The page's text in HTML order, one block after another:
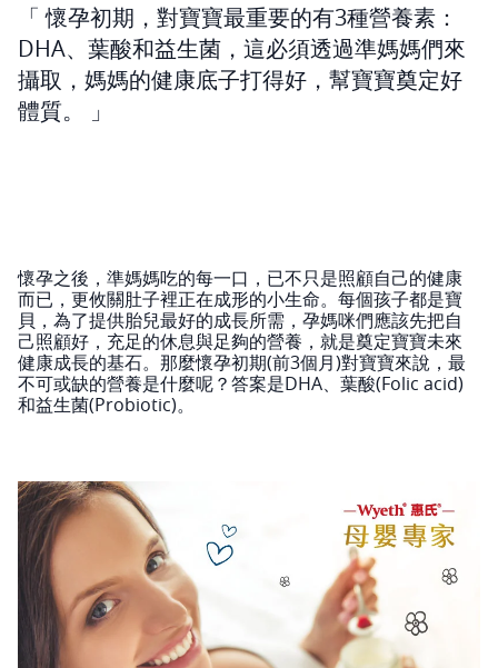
懷孕初期，對寶寶最重要的有3種營養素：
DHA、葉酸和益生菌，這必須透過準媽媽們來
攝取，媽媽的健康底子打得好，幫寶寶奠定好
體質。
懷孕之後，準媽媽吃的每一口，已不只是照顧自己的健康
而已，更攸關肚子裡正在成形的小生命。每個孩子都是寶
貝，為了提供胎兒最好的成長所需，孕媽咪們應該先把自
己照顧好，充足的休息與足夠的營養，就是奠定寶寶未來
健康成長的基石。那麼懷孕初期(前3個月)對寶寶來說，最
不可或缺的營養是什麼呢？答案是DHA、葉酸(Folic acid)
和益生菌(Probiotic)。